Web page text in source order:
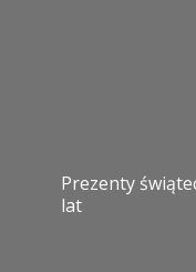
Prezenty
lat